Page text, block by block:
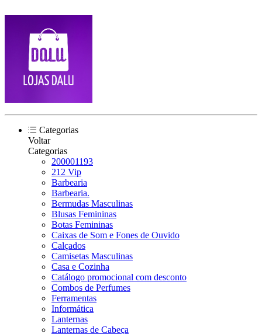
Categorias
Voltar
Categorias
200001193
212 Vip
Barbearia
Barbearia.
Bermudas Masculinas
Blusas Femininas
Botas Femininas
Caixas de Som e Fones de Ouvido
Calçados
Camisetas Masculinas
Casa e Cozinha
Catálogo promocional com desconto
Combos de Perfumes
Ferramentas
Informática
Lanternas
Lanternas de Cabeça